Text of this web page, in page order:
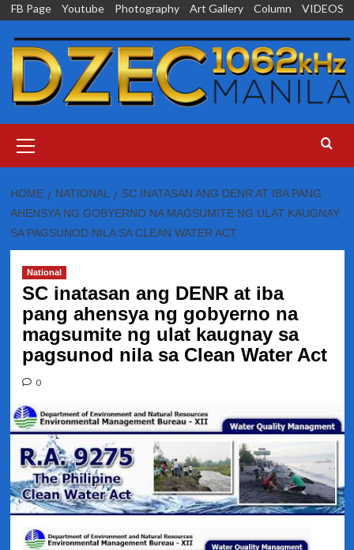
Skip
content
FB Page Youtube Photography Art Gallery Column VIDEOS
Menu
HOME NATIONAL
SC INATASAN ANG DENR AT IBA PANG
AHENSYA NG GOBYERNO NA MAGSUMITE NG ULAT KAUGNAY
SA PAGSUNOD NILA SA CLEAN WATER ACT
National
SC inatasan ang DENR at iba
pang ahensya ng gobyerno na
magsumite ng ulat kaugnay sa
pagsunod nila sa Clean Water Act
0